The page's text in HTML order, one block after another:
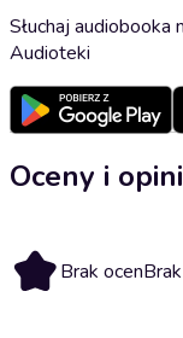
Słuchaj audiobooka
Audioteki
Oceny i
Brak ocen